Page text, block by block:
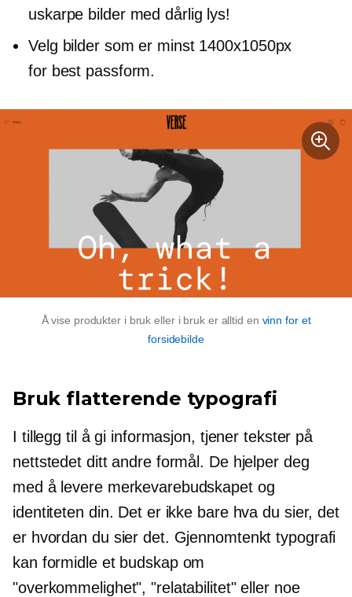
uskarpe bilder med dårlig lys!
Velg bilder som er minst 1400х1050px
for best passform.
Å vise produkter i bruk eller i bruk er alltid en vinn for et
forsidebilde
Bruk flatterende typografi
I tillegg til å gi informasjon, tjener tekster på
nettstedet ditt andre formål. De hjelper deg
med å levere merkevarebudskapet og
identiteten din. Det er ikke bare hva du sier, det
er hvordan du sier det. Gjennomtenkt typografi
kan formidle et budskap om
"overkommelighet", "relatabilitet" eller noe